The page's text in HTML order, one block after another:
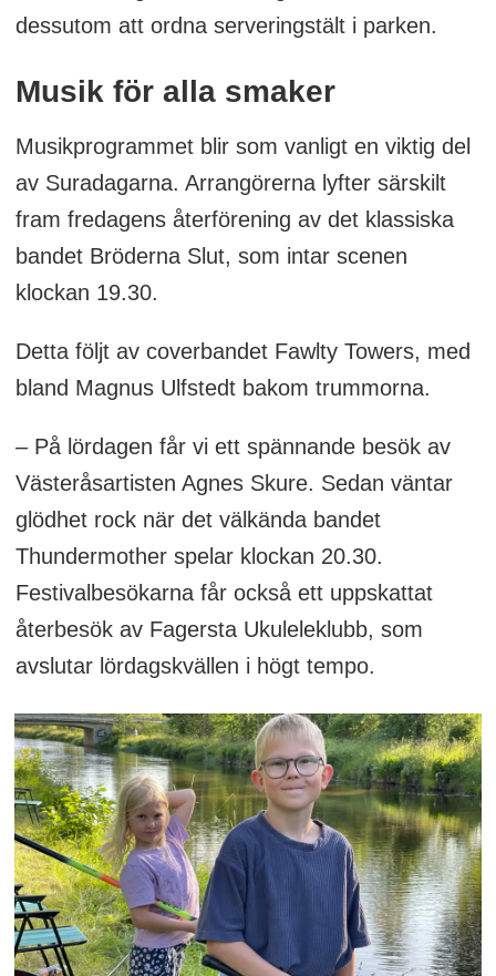
dessutom att ordna serveringstält i parken.
Musik för alla smaker
Musikprogrammet blir som vanligt en viktig del
av Suradagarna. Arrangörerna lyfter särskilt
fram fredagens återförening av det klassiska
bandet Bröderna Slut, som intar scenen
klockan 19.30.
Detta följt av coverbandet Fawlty Towers, med
bland Magnus Ulfstedt bakom trummorna.
– På lördagen får vi ett spännande besök av
Västeråsartisten Agnes Skure. Sedan väntar
glödhet rock när det välkända bandet
Thundermother spelar klockan 20.30.
Festivalbesökarna får också ett uppskattat
återbesök av Fagersta Ukuleleklubb, som
avslutar lördagskvällen i högt tempo.